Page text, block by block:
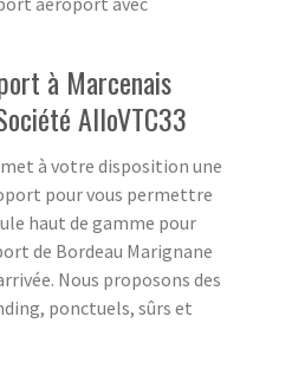
à Marcenais
AlloVTC33
à votre disposition une
pour vous permettre
haut de gamme pour
de Bordeau Marignane
Nous proposons des
ponctuels, sûrs et